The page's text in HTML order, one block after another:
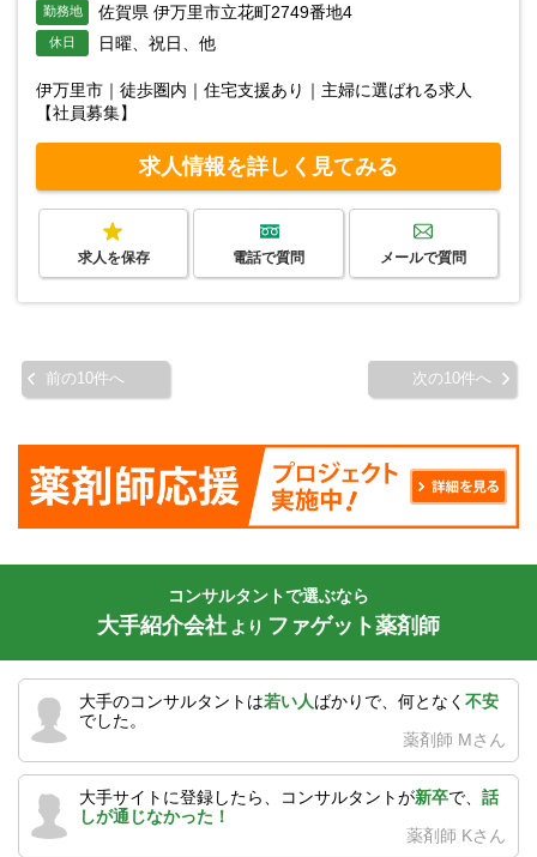
勤務地 佐賀県 伊万里市立花町2749番地4
休日 日曜、祝日、他
伊万里市｜徒歩圏内｜住宅支援あり｜主婦に選ばれる求人
【社員募集】
求人情報を詳しく見てみる
求人を保存 電話で質問 メールで質問
前の10件へ 次の10件へ
コンサルタントで選ぶなら
大手紹介会社 より ファゲット薬剤師
大手のコンサルタントは若い人ばかりで、何となく 不安
でした。
薬剤師 Mさん
大手サイトに登録したら、コンサルタントが新卒で、 話
しが通じなかった！
薬剤師 Kさん